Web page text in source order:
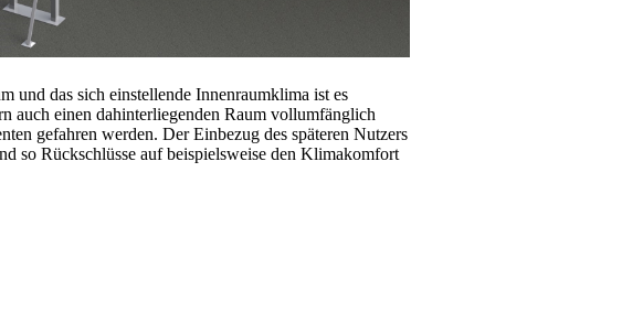
und das sich einstellende Innenraumklima ist es
auch einen dahinterliegenden Raum vollumfänglich
gefahren werden. Der Einbezug des späteren Nutzers
so Rückschlüsse auf beispielsweise den Klimakomfort